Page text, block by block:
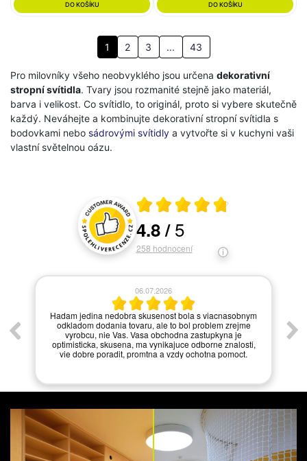
DO KOŠÍKU DO KOŠÍKU
1 2 3 ... 43
Pro milovníky všeho neobvyklého jsou určena dekorativní
stropní svítidla. Tvary jsou rozmanité stejně jako materiál,
barva i velikost. Co svítidlo, to originál, proto si vybere skutečně
každý. Neváhejte a kombinujte dekorativní stropní svítidla s
bodovkami nebo sádrovými svítidly a vytvořte si v kuchyni vaši
vlastní světelnou oázu.
Hodnocení a recenze zákazníků
Průměrné hodnocení 4.8 z 5
4.8/5
258 hodnocení
06.07.2026
Hadam jedina nedobra skusenost bola s viacnasobnym
odkladom dodania tovaru, ale to bol problem zrejme
vyrobcu, nie Vas. Vasa obchodna zastupkyna je
optimisticka, skusena, ma vynikajuce odborne znalosti,
vie dobre poradit, promtna a vzdy ochotna pomoct.